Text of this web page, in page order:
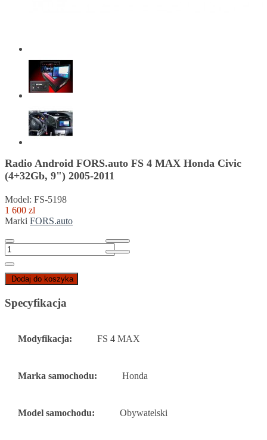
Radio Android FORS.auto FS 4 MAX Honda Civic
(4+32Gb, 9") 2005-2011
Model: FS-5198
1 600 zl
Marki FORS.auto
Dodaj do koszyka
Specyfikacja
Modyfikacja: FS 4 MAX
Marka samochodu: Honda
Model samochodu: Obywatelski